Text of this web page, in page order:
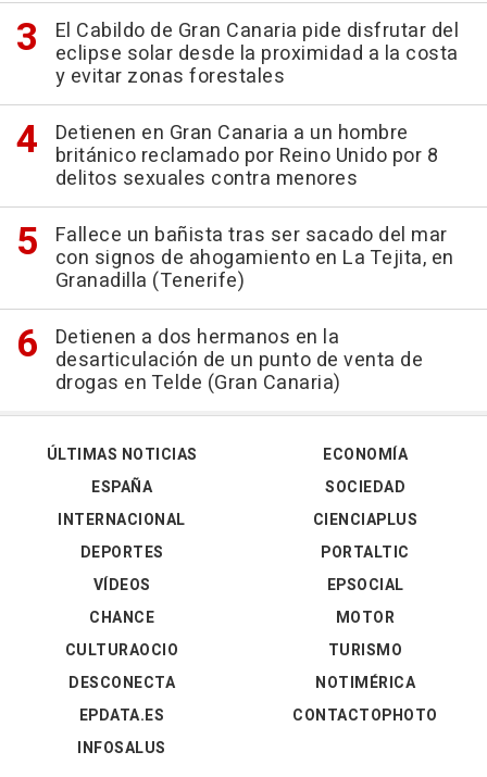
El Cabildo de Gran Canaria pide disfrutar del
eclipse solar desde la proximidad a la costa
y evitar zonas forestales
Detienen en Gran Canaria a un hombre
británico reclamado por Reino Unido por 8
delitos sexuales contra menores
Fallece un bañista tras ser sacado del mar
con signos de ahogamiento en La Tejita, en
Granadilla (Tenerife)
Detienen a dos hermanos en la
desarticulación de un punto de venta de
drogas en Telde (Gran Canaria)
ÚLTIMAS NOTICIAS
ESPAÑA
INTERNACIONAL
DEPORTES
VÍDEOS
ECONOMÍA
SOCIEDAD
CIENCIAPLUS
PORTALTIC
EPSOCIAL
CHANCE
CULTURAOCIO
DESCONECTA
EPDATA.ES
INFOSALUS
MOTOR
TURISMO
NOTIMÉRICA
CONTACTOPHOTO